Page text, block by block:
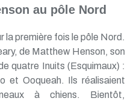
au pôle Nord
la première fois le pôle Nord.
de Matthew Henson, son
quatre Inuits (Esquimaux) :
et Ooqueah. Ils réalisaient
à chiens. Bientôt,